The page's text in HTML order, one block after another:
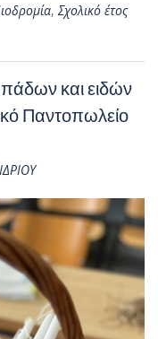
, Σχολικό έτος
και ειδών
Παντοπωλείο